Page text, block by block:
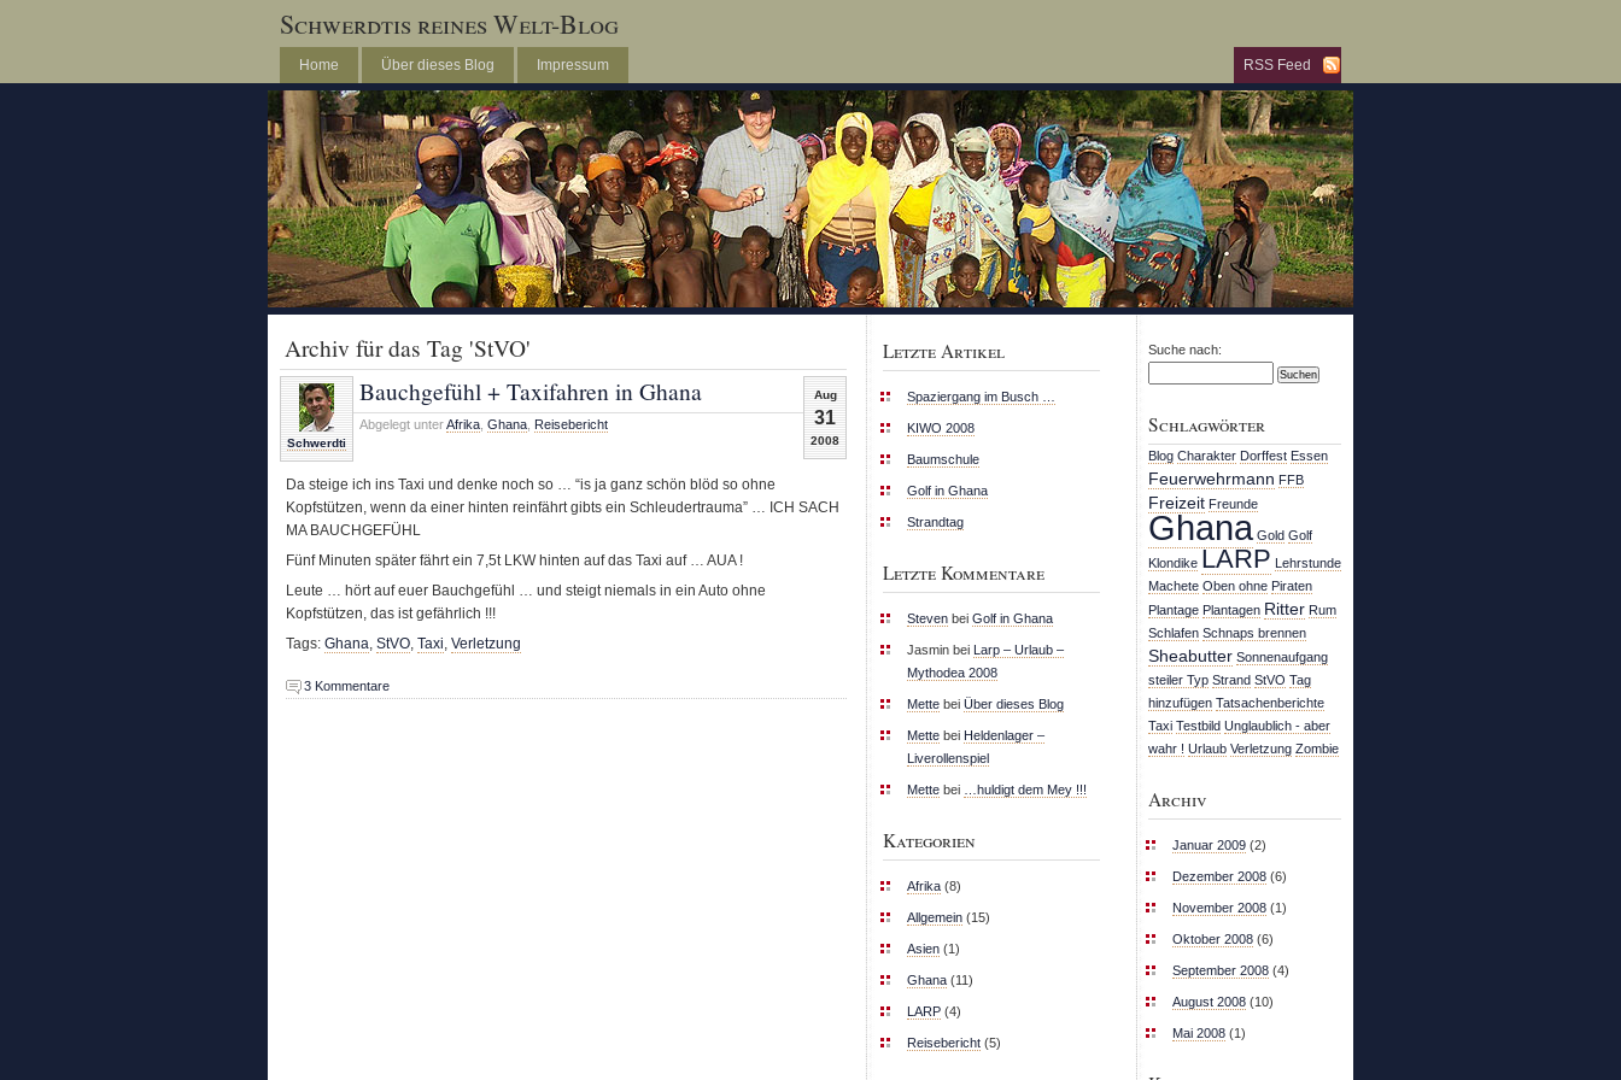
Schwerdtis reines Welt-Blog
RSS Feed
Home Über dieses Blog Impressum
Archiv für das Tag 'StVO'
Aug
31
2008
Schwerdti
Bauchgefühl + Taxifahren in Ghana
Abgelegt unterAfrika Ghana Reisebericht
Da steige ich ins Taxi und denke noch so … “is ja ganz schön blöd so ohne
Kopfstützen, wenn da einer hinten reinfährt gibts ein Schleudertrauma” … ICH SACH
MA BAUCHGEFÜHL
Fünf Minuten später fährt ein 7,5t LKW hinten auf das Taxi auf … AUA !
Leute … hört auf euer Bauchgefühl … und steigt niemals in ein Auto ohne
Kopfstützen, das ist gefährlich !!!
Tags: Ghana, StVO, Taxi, Verletzung
3 Kommentare
Letzte Artikel
Spaziergang im Busch …
KIWO 2008
Baumschule
Golf in Ghana
Strandtag
Letzte Kommentare
Steven bei Golf in Ghana
Jasmin bei Larp – Urlaub –
Mythodea 2008
Mette bei Über dieses Blog
Mette bei Heldenlager –
Liverollenspiel
Mette bei …huldigt dem Mey !!!
Kategorien
Afrika (8)
Allgemein (15)
Asien (1)
Ghana (11)
LARP (4)
Reisebericht (5)
Suche nach:
Schlagwörter
Blog Charakter Dorffest Essen
Feuerwehrmann FFB
Freizeit Freunde
Ghana Gold Golf
Klondike LARP Lehrstunde
Machete Oben ohne Piraten
Plantage Plantagen Ritter Rum
Schlafen Schnaps brennen
Sheabutter Sonnenaufgang
steiler Typ Strand StVO Tag
hinzufügen Tatsachenberichte
Taxi Testbild Unglaublich - aber
wahr ! Urlaub Verletzung Zombie
Archiv
Januar 2009 (2)
Dezember 2008 (6)
November 2008 (1)
Oktober 2008 (6)
September 2008 (4)
August 2008 (10)
Mai 2008 (1)